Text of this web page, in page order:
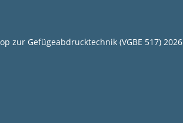
zur Gefügeabdrucktechnik (VGBE 517) 2026